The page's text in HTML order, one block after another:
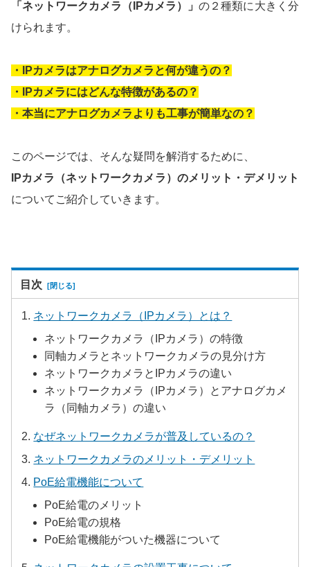
「ネットワークカメラ（IPカメラ）」 の ２種類に大きく分
けられます。
・IPカメラはアナログカメラと何が違うの？
・IPカメラにはどんな特徴があるの？
・本当にアナログカメラよりも工事が簡単なの？
このページでは、そんな疑問を解消するために、
IPカメラ（ネットワークカメラ）のメリット・デメリット
について ご紹介していきます。
目次
ネットワークカメラ（IPカメラ）とは？
ネットワークカメラ（IPカメラ）の特徴
同軸カメラとネットワークカメラの見分け方
ネットワークカメラとIPカメラの違い
ネットワークカメラ（IPカメラ）とアナログカメ
ラ（同軸カメラ）の違い
なぜネットワークカメラが普及しているの？
ネットワークカメラのメリット・デメリット
PoE給電機能について
PoE給電のメリット
PoE給電の規格
PoE給電機能がついた機器について